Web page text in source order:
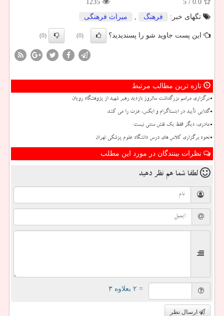
0.0
/ 5
1235
تگهای خبر:
فرهنگ , میراث فرهنگی
این پست جاوید شو را پسندیدید؟ (0)
(0)
تازه ترین مطالب مرتبط
برگزاری مراسم بزرگداشت سالروز بازدید رهبر شهید از پژوهشگاه رویان
گدایی تأیید در اینستاگرام و ایکس، عزت را می کشد
مادری، دیگر فقط یک نقش سنتی نیست
نحوه برگزاری کلاس های درس دانشگاه علوم پزشکی تهران
نظرات بینندگان در مورد این مطلب
لطفا شما هم نظر دهید
= ۲ بعلاوه ۳
ارسال نظر